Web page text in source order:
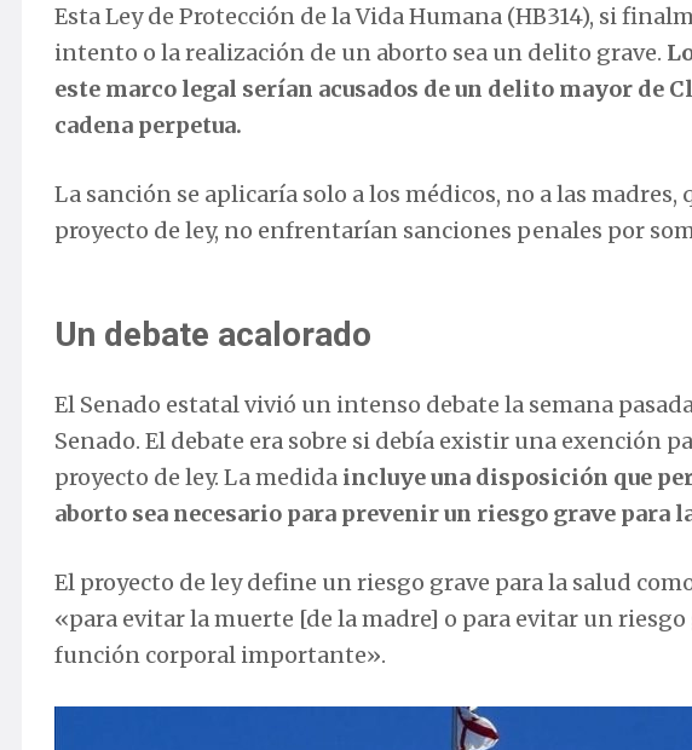
Esta Ley de Protección de la Vida Humana (HB314), si
intento o la realización de un aborto sea un delito grave.
este marco legal serían acusados ​​de un delito mayor de
cadena perpetua.
La sanción se aplicaría solo a los médicos, no a las
proyecto de ley, no enfrentarían sanciones penales por
Un debate acalorado
El Senado estatal vivió un intenso debate la semana
Senado. El debate era sobre si debía existir una exención
proyecto de ley. La medida incluye una disposición que
aborto sea necesario para prevenir un riesgo grave para
El proyecto de ley define un riesgo grave para la salud
«para evitar la muerte [de la madre] o para evitar un
función corporal importante».